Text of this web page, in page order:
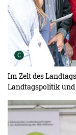
C Urheber der Grafik:
Im Zelt des
Landtagspolitik